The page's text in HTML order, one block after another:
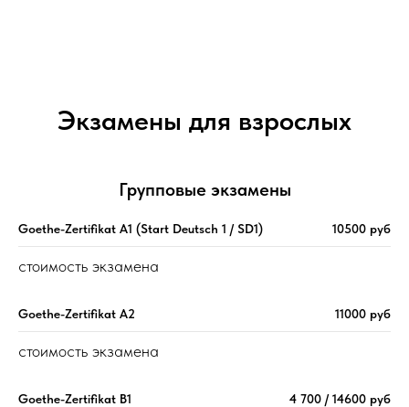
Экзамены для взрослых
Групповые экзамены
Goethe-Zertifikat A1 (Start Deutsch 1 / SD1) 10500 руб
стоимость экзамена
Goethe-Zertifikat A2 11000 руб
стоимость экзамена
Goethe-Zertifikat B1 4 700 / 14600 руб